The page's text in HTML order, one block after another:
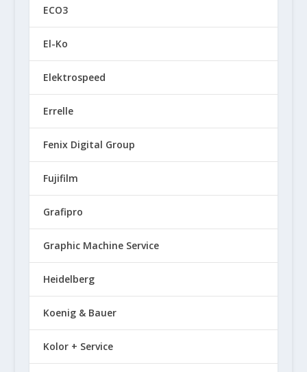
ECO3
El-Ko
Elektrospeed
Errelle
Fenix Digital Group
Fujifilm
Grafipro
Graphic Machine Service
Heidelberg
Koenig & Bauer
Kolor + Service